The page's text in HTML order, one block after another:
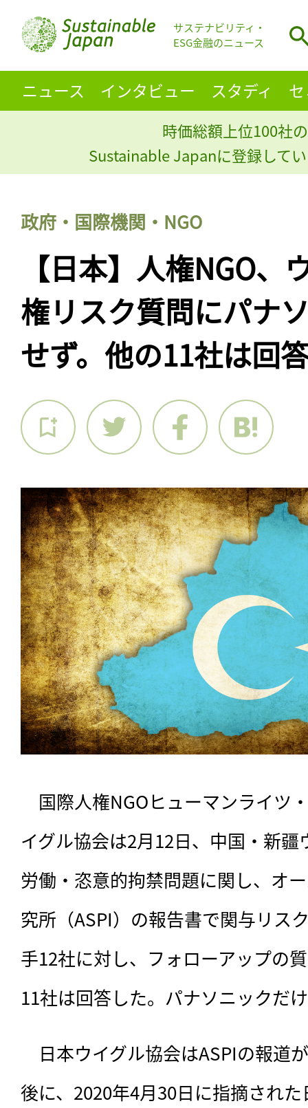
サステナビリティ・
ESG金融のニュース
ニュース インタビュー スタディ
時価総額上位100社
Sustainable Japanに登録して
政府・国際機関・NGO
【日本】人権NGO、
権リスク質問にパナ
せず。他の11社は回
国際人権NGOヒューマンライツ
イグル協会は2月12日、中国・新
労働・恣意的拘禁問題に関し、オ
究所（ASPI）の報告書で関与リス
手12社に対し、フォローアップの
11社は回答した。パナソニックだ
日本ウイグル協会はASPIの報道
後に、2020年4月30日に指摘され